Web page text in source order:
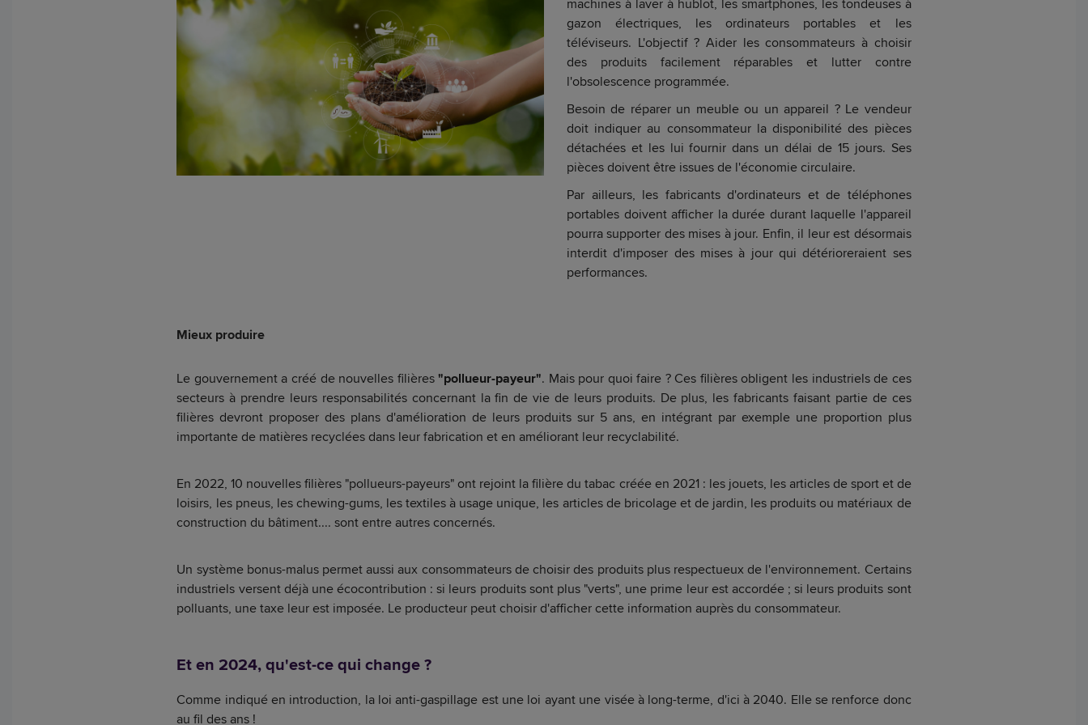
machines à laver à hublot, les smartphones, les tondeuses à
gazon électriques, les ordinateurs portables et les
téléviseurs. L'objectif ? Aider les consommateurs à choisir
des produits facilement réparables et lutter contre
l'obsolescence programmée.
Besoin de réparer un meuble ou un appareil ? Le vendeur
doit indiquer au consommateur la disponibilité des pièces
détachées et les lui fournir dans un délai de 15 jours. Ses
pièces doivent être issues de l'économie circulaire.
Par ailleurs, les fabricants d'ordinateurs et de téléphones
portables doivent afficher la durée durant laquelle l'appareil
pourra supporter des mises à jour. Enfin, il leur est désormais
interdit d'imposer des mises à jour qui détérioreraient ses
performances.
Mieux produire
Le gouvernement a créé de nouvelles filières"pollueur-payeur". Mais pour quoi faire ? Ces filières obligent les industriels de ces
secteurs à prendre leurs responsabilités concernant la fin de vie de leurs produits. De plus, les fabricants faisant partie de ces
filières devront proposer des plans d'amélioration de leurs produits sur 5 ans, en intégrant par exemple une proportion plus
importante de matières recyclées dans leur fabrication et en améliorant leur recyclabilité.
En 2022, 10 nouvelles filières "pollueurs-payeurs" ont rejoint la filière du tabac créée en 2021 : les jouets, les articles de sport et de
loisirs, les pneus, les chewing-gums, les textiles à usage unique, les articles de bricolage et de jardin, les produits ou matériaux de
construction du bâtiment.... sont entre autres concernés.
Un système bonus-malus permet aussi aux consommateurs de choisir des produits plus respectueux de l'environnement. Certains
industriels versent déjà une écocontribution : si leurs produits sont plus "verts", une prime leur est accordée ; si leurs produits sont
polluants, une taxe leur est imposée. Le producteur peut choisir d'afficher cette information auprès du consommateur.
Et en 2024, qu'est-ce qui change ?
Comme indiqué en introduction, la loi anti-gaspillage est une loi ayant une visée à long-terme, d'ici à 2040. Elle se renforce donc
au fil des ans !